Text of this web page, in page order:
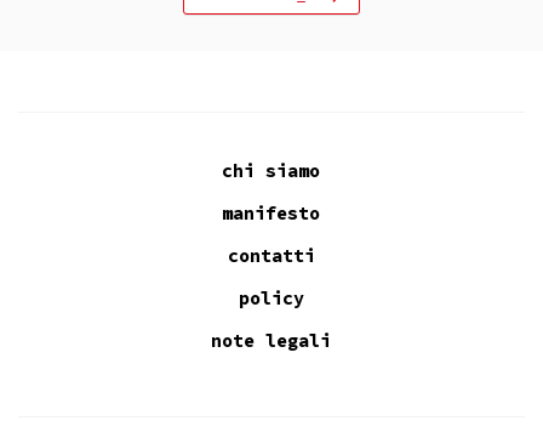
chi siamo
manifesto
contatti
policy
note legali